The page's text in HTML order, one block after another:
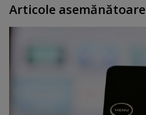
Articole asemănătoare